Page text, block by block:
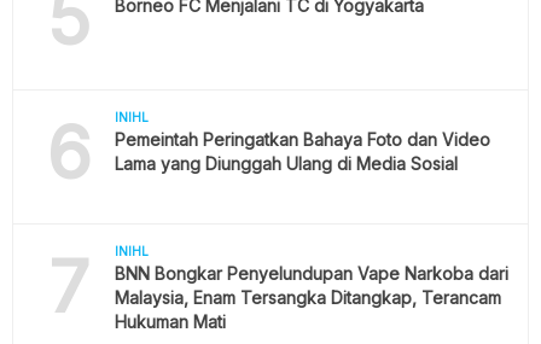
5 Borneo FC Menjalani TC di Yogyakarta
6 INIHL
Pemeintah Peringatkan Bahaya Foto dan Video
Lama yang Diunggah Ulang di Media Sosial
7 INIHL
BNN Bongkar Penyelundupan Vape Narkoba dari
Malaysia, Enam Tersangka Ditangkap, Terancam
Hukuman Mati